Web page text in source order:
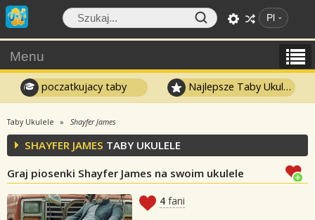
Pl
Menu
poczatkujacy taby Najlepsze Taby Ukulele
Taby Ukulele Shayfer James
SHAYFER JAMES TABY UKULELE
Graj piosenki Shayfer James na swoim ukulele
4 fani